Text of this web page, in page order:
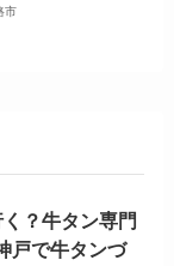
市
？牛タン専門
戸で牛タンづ